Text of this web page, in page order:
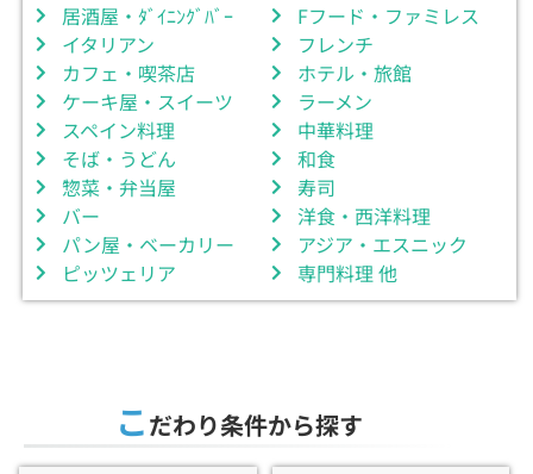
居酒屋・ﾀﾞｲﾆﾝｸﾞﾊﾞｰ
イタリアン
カフェ・喫茶店
ケーキ屋・スイーツ
スペイン料理
そば・うどん
惣菜・弁当屋
バー
パン屋・ベーカリー
ピッツェリア
Fフード・ファミレス
フレンチ
ホテル・旅館
ラーメン
中華料理
和食
寿司
洋食・西洋料理
アジア・エスニック
専門料理 他
こだわり条件から探す